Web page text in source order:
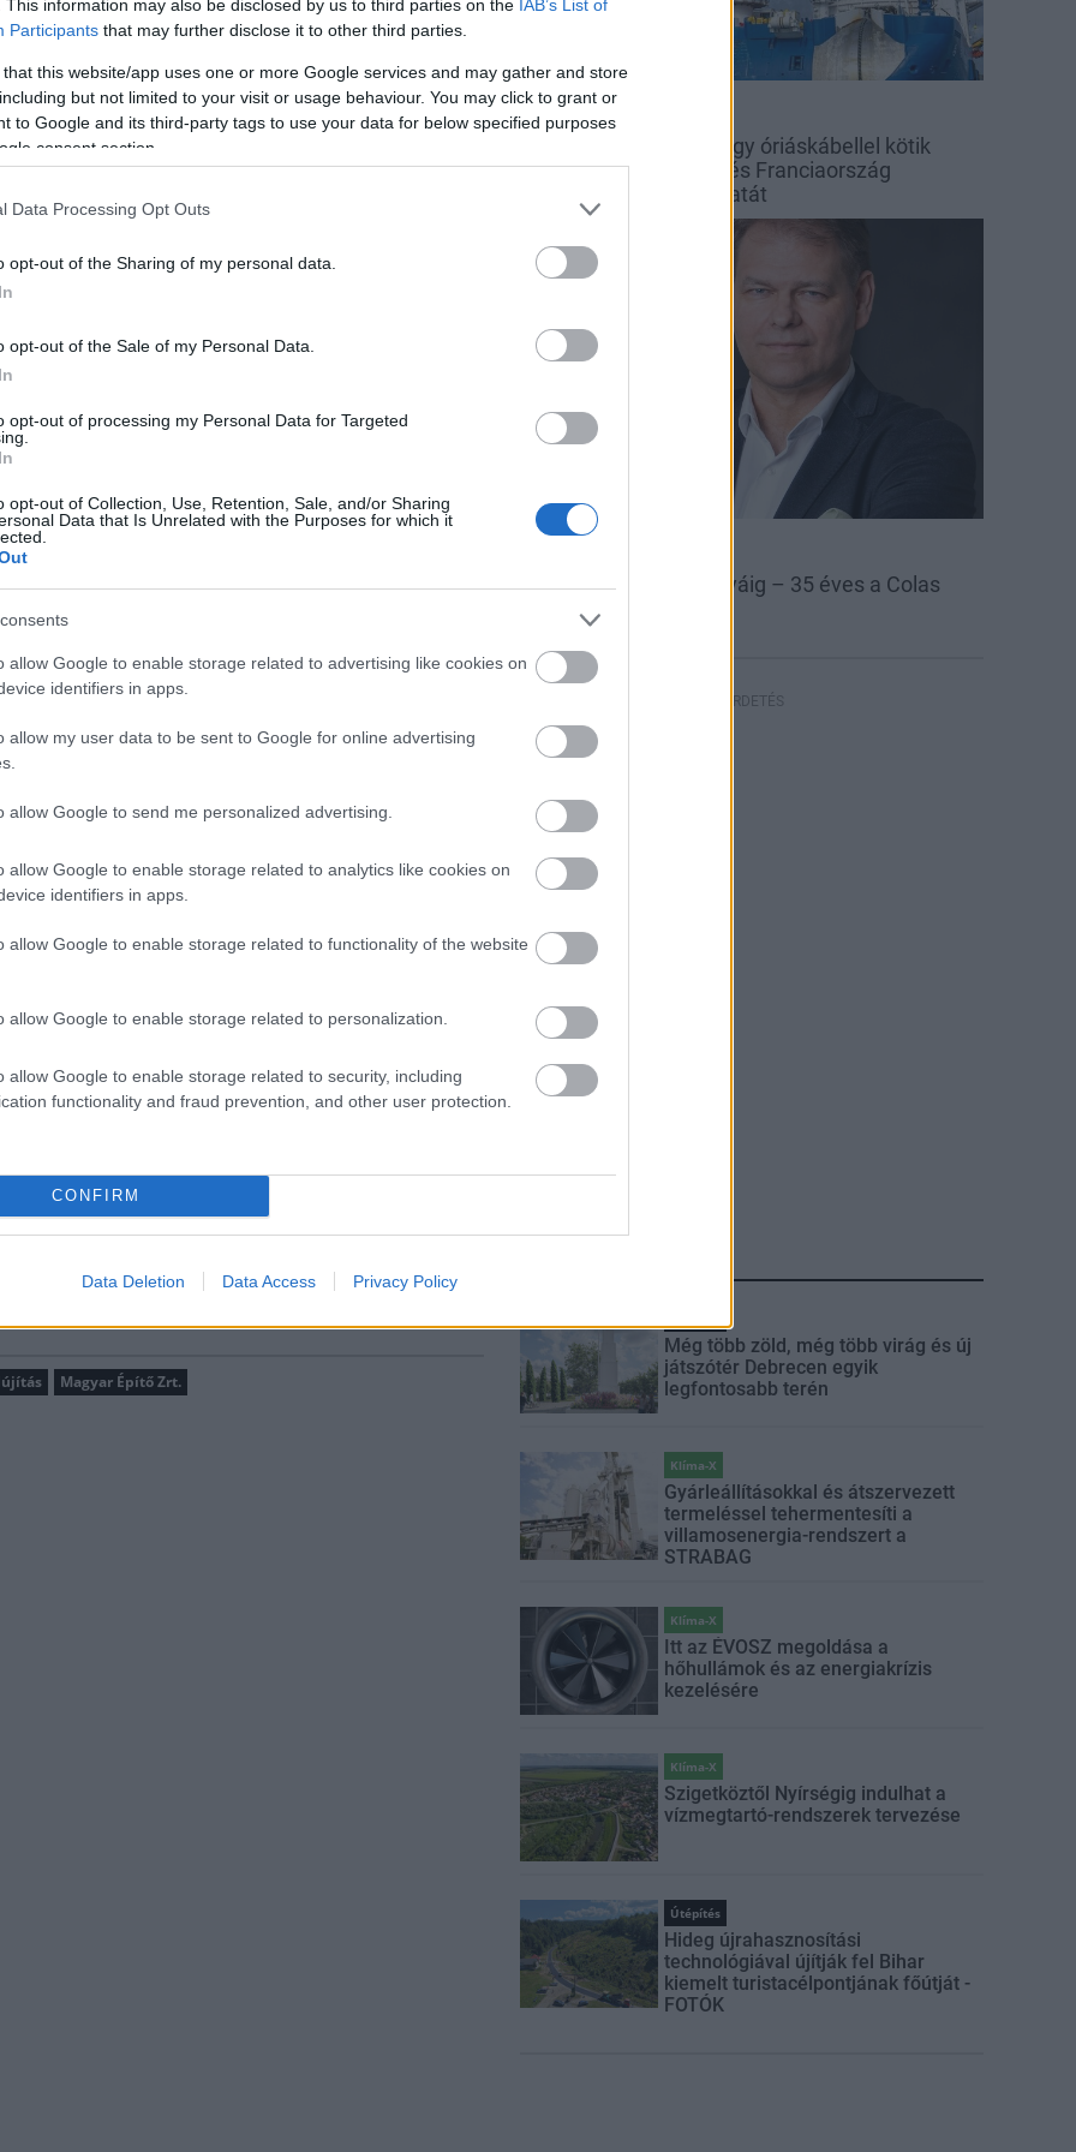
This information may also be disclosed by us to third parties on the IAB’s List of
Participants that may further disclose it to other third parties.
that this website/app uses one or more Google services and may gather and store
but not limited to your visit or usage behaviour. You may click to grant or
to Google and its third-party tags to use your data for below specified purposes
consent section.
Data Processing Opt Outs
opt-out of the Sharing of my personal data.
opt-out of the Sale of my Personal Data.
opt-out of processing my Personal Data for Targeted
opt-out of Collection, Use, Retention, Sale, and/or Sharing
Data that Is Unrelated with the Purposes for which it
allow Google to enable storage related to advertising like cookies on
identifiers in apps.
allow my user data to be sent to Google for online advertising
allow Google to send me personalized advertising.
allow Google to enable storage related to analytics like cookies on
identifiers in apps.
allow Google to enable storage related to functionality of the website
allow Google to enable storage related to personalization.
allow Google to enable storage related to security, including
functionality and fraud prevention, and other user protection.
CONFIRM
Data Deletion Data Access Privacy Policy
forrásból és az Európai Unió
valósulnak meg. A keresztaluljáró felújítását
cseréjét 131,45 millió forintért aMagyar Építő
munkálatokon is dolgozott.
/ Facebook
felújítása próbafeltárásokkal kezdődik. A
augusztus 15-én indulhatnak meg.
az aluljárót, mert a munkálatok csak részleges
és padlóburkolat teljes cseréjét
együtt, továbbá megújul a
együtt. A beruházás várhatóan év
helyére új, 1000 kg teherbírású,
meghajtású, vandálbiztos kialakítású
a felvonó beépítéséhez szükséges
és a hatósági engedélyeket. Ezt követően,
év végéig zárulhatnak.
Magyar Építő Zrt.
Red Eléctrica
A tengerfenék alatt négy óriáskábellel kötik
össze Spanyolország és Franciaország
villamosenergia-hálózatát
A bányától az autópályáig – 35 éves a Colas
Északkő
HIRDETÉS
Még több zöld, még több virág és új
játszótér Debrecen egyik
legfontosabb terén
Klíma-X
Gyárleállításokkal és átszervezett
termeléssel tehermentesíti a
villamosenergia-rendszert a
STRABAG
Klíma-X
Itt az ÉVOSZ megoldása a
hőhullámok és az energiakrízis
kezelésére
Klíma-X
Szigetköztől Nyírségig indulhat a
vízmegtartó-rendszerek tervezése
Útépítés
Hideg újrahasznosítási
technológiával újítják fel Bihar
kiemelt turistacélpontjának főútját -
FOTÓK